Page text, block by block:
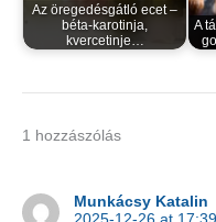
Az öregedésgátló ecet –
béta-karotinja,
kvercetinje…
A
1 hozzászólás
Munkácsy Katalin